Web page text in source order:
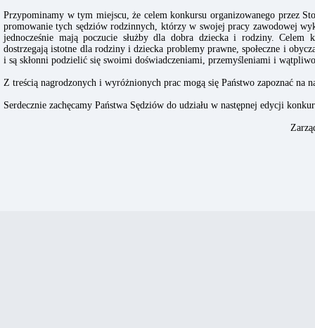
Przypominamy w tym miejscu, że celem konkursu organizowanego przez
promowanie tych sędziów rodzinnych, którzy w swojej pracy zawodowej
jednocześnie mają poczucie służby dla dobra dziecka i rodziny. Celem
dostrzegają istotne dla rodziny i dziecka problemy prawne, społeczne i
i są skłonni podzielić się swoimi doświadczeniami, przemyśleniami i
Z treścią nagrodzonych i wyróżnionych prac mogą się Państwo zapoznać na
Serdecznie zachęcamy Państwa Sędziów do udziału w następnej edycji